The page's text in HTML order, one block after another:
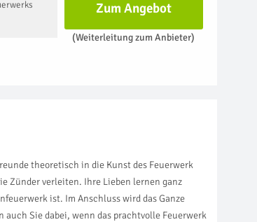
Zum Angebot
(Weiterleitung zum Anbieter)
theoretisch in die Kunst des Feuerwerk
Zünder verleiten. Ihre Lieben lernen ganz
ist. Im Anschluss wird das Ganze
Sie dabei, wenn das prachtvolle Feuerwerk